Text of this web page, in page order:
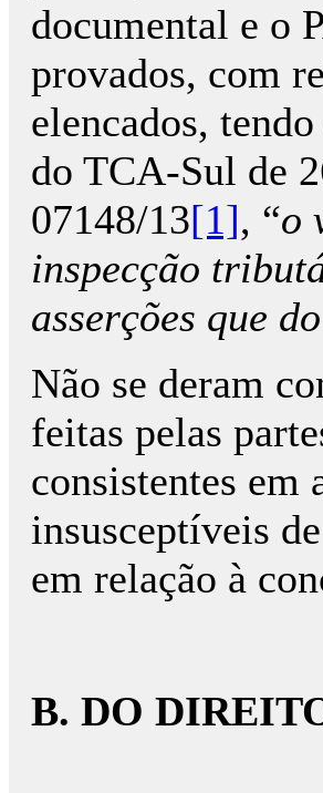
documental e o
provados, com
elencados,
do TCA-Sul de
07148/13[1], “o
inspecção
asserções que
Não se deram
feitas pelas
consistentes em
insusceptíveis
em relação à
B. DO